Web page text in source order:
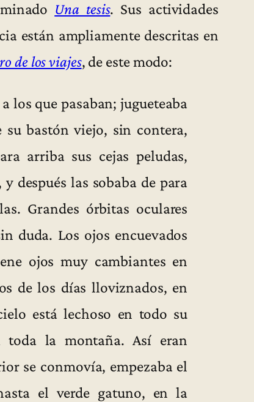
Una tesis. Sus actividades
están ampliamente descritas en
de los viajes, de este modo:
los que pasaban; jugueteaba
su bastón viejo, sin contera,
arriba sus cejas peludas,
después las sobaba de para
Grandes órbitas oculares
duda. Los ojos encuevados
ojos muy cambiantes en
de los días lloviznados, en
está lechoso en todo su
toda la montaña. Así eran
se conmovía, empezaba el
el verde gatuno, en la